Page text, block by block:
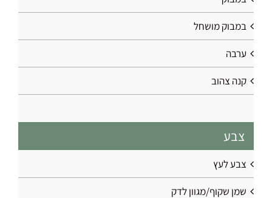
במבוק מושחל
ערבה
קנה צהוב
צבע
צבע לעץ
שמן שקוף/מגוון לדק